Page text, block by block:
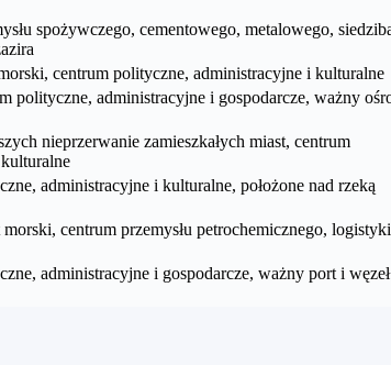
spożywczego, cementowego, metalowego,
centrum polityczne, administracyjne i kulturalne
polityczne, administracyjne i gospodarcze, ważny
nieprzerwanie zamieszkałych miast, centrum
administracyjne i kulturalne, położone nad rzeką
centrum przemysłu petrochemicznego,
administracyjne i gospodarcze, ważny port i węzeł